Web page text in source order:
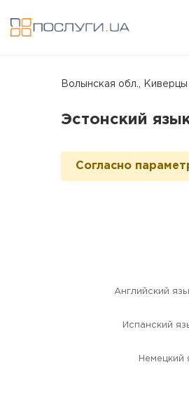
Волынская обл., Киверцы
Эстонский
Согласно
Английский
Испанский
Немецкий